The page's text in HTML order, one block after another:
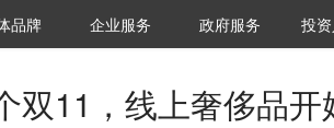
品牌 36Kr研究院
企业服务 城市之窗
政府服务 VClub
投资机
投
双11，线上奢侈品开